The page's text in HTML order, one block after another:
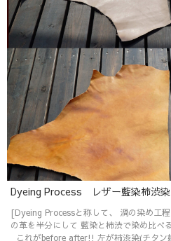
Dyeing Process レザー藍染柿渋
[Dyeing Processと称して、 渦の染め工
の革を半分にして 藍染と柿渋で染め比べ
これがbefore after!! 左が柿渋染(チタン媒染)、右が藍染。 天然染料ならで